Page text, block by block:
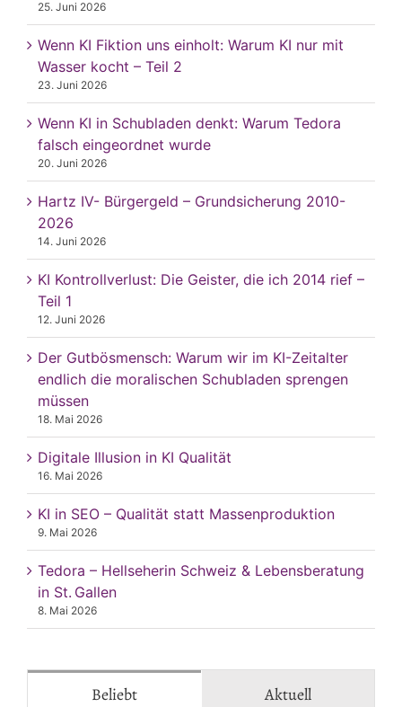
25. Juni 2026
Wenn KI Fiktion uns einholt: Warum KI nur mit
Wasser kocht – Teil 2
23. Juni 2026
Wenn KI in Schubladen denkt: Warum Tedora
falsch eingeordnet wurde
20. Juni 2026
Hartz IV- Bürgergeld – Grundsicherung 2010-
2026
14. Juni 2026
KI Kontrollverlust: Die Geister, die ich 2014 rief –
Teil 1
12. Juni 2026
Der Gutbösmensch: Warum wir im KI-Zeitalter
endlich die moralischen Schubladen sprengen
müssen
18. Mai 2026
Digitale Illusion in KI Qualität
16. Mai 2026
KI in SEO – Qualität statt Massenproduktion
9. Mai 2026
Tedora – Hellseherin Schweiz & Lebensberatung
in St. Gallen
8. Mai 2026
Beliebt Aktuell